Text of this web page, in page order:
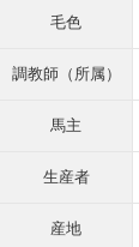
毛色
調教師（所属）
馬主
生産者
産地